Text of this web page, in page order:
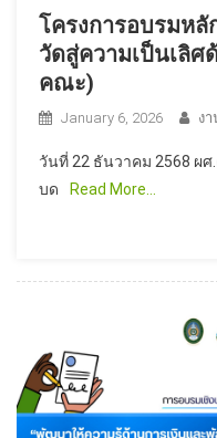
โครงการอบรมห
วัดสู่ความเป็นเลิศ
คณะ)
January 6, 2026 ง
วันที่ 22 ธันวาคม 2568 ผ
บด
Read More…